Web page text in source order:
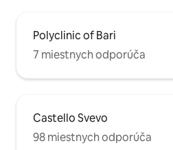
Polyclinic of Bari
7 miestnych odporúča
Castello Svevo
98 miestnych odporúča